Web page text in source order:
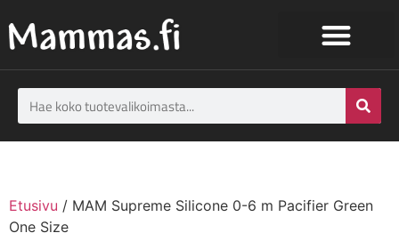
Etusivu / MAM Supreme Silicone 0-6 m Pacifier Green
One Size